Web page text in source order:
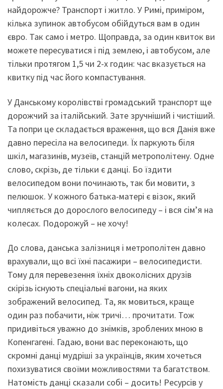
найдорожче? Транспорт і житло. У Римі, приміром,
кілька зупинок автобусом обійдуться вам в один
євро. Так само і метро. Щоправда, за один квиток ви
можете пересуватися і під землею, і автобусом, але
тільки протягом 1,5 чи 2-х годин: час вказується на
квитку під час його компастування.
У Данському королівстві громадський транспорт ще
дорожчий за італійський. Зате зручніший і чистіший.
Та попри це складається враження, що вся Данія вже
давно пересіла на велосипеди. Їх паркують біля
шкіл, магазинів, музеїв, станцій метрополітену. Одне
слово, скрізь, де тільки є данці. Бо їздити
велосипедом вони починають, так би мовити, з
пелюшок. У кожного батька-матері є візок, який
чипляється до дорослого велосипеду – і вся сім’я на
колесах. Подорожуй – не хочу!
До слова, данська залізниця і метрополітен давно
врахували, що всі їхні пасажири – велосипедисти.
Тому для перевезення їхніх двоколісних друзів
скірізь існують спеціальні вагони, на яких
зображений велосипед. Та, як мовиться, краще
один раз побачити, ніж тричі… прочитати. Тож
придивіться уважно до знімків, зроблених мною в
Копенгагені. Гадаю, вони вас переконають, що
скромні данці мудріші за українців, яким хочеться
похизуватися своїми можливостями та багатством.
Натомість данці сказали собі – досить! Ресурсів у